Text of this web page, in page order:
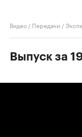
Видео / Передачи /
Выпуск за